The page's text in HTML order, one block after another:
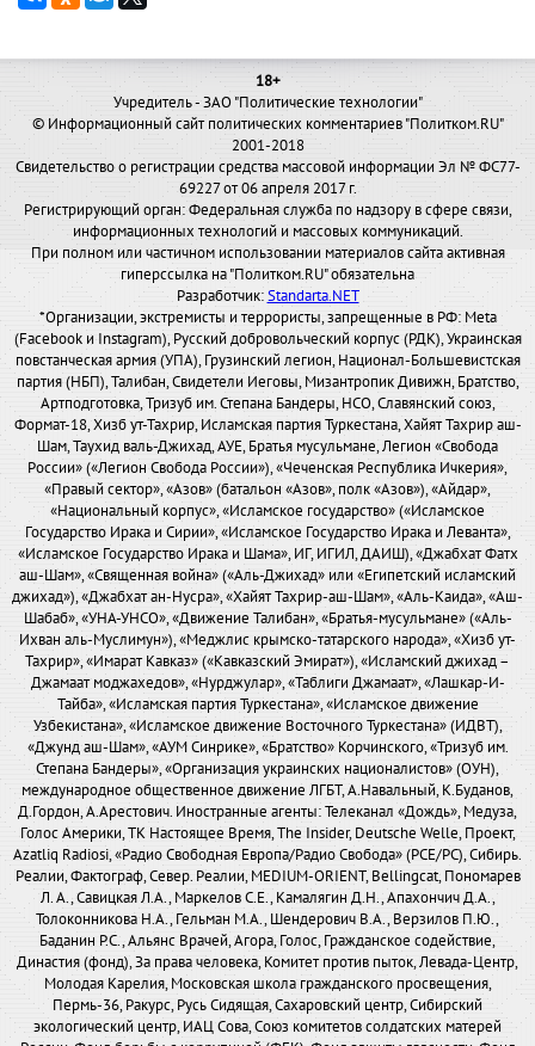
18+
Учредитель - ЗАО "Политические технологии"
© Информационный сайт политических комментариев "Политком.RU"
2001-2018
Свидетельство о регистрации средства массовой информации Эл № ФС77-
69227 от 06 апреля 2017 г.
Регистрирующий орган: Федеральная служба по надзору в сфере связи,
информационных технологий и массовых коммуникаций.
При полном или частичном использовании материалов сайта активная
гиперссылка на "Политком.RU" обязательна
Разработчик:Standarta.NET
*Организации, экстремисты и террористы, запрещенные в РФ: Meta
(Facebook и Instagram), Русский добровольческий корпус (РДК), Украинская
повстанческая армия (УПА), Грузинский легион, Национал-Большевистская
партия (НБП), Талибан, Свидетели Иеговы, Мизантропик Дивижн, Братство,
Артподготовка, Тризуб им. Степана Бандеры, НСО, Славянский союз,
Формат-18, Хизб ут-Тахрир, Исламская партия Туркестана, Хайят Тахрир аш-
Шам, Таухид валь-Джихад, АУЕ, Братья мусульмане, Легион «Свобода
России» («Легион Свобода России»), «Чеченская Республика Ичкерия»,
«Правый сектор», «Азов» (батальон «Азов», полк «Азов»), «Айдар»,
«Национальный корпус», «Исламское государство» («Исламское
Государство Ирака и Сирии», «Исламское Государство Ирака и Леванта»,
«Исламское Государство Ирака и Шама», ИГ, ИГИЛ, ДАИШ), «Джабхат Фатх
аш-Шам», «Священная война» («Аль-Джихад» или «Египетский исламский
джихад»), «Джабхат ан-Нусра», «Хайят Тахрир-аш-Шам», «Аль-Каида», «Аш-
Шабаб», «УНА-УНСО», «Движение Талибан», «Братья-мусульмане» («Аль-
Ихван аль-Муслимун»), «Меджлис крымско-татарского народа», «Хизб ут-
Тахрир», «Имарат Кавказ» («Кавказский Эмират»), «Исламский джихад –
Джамаат моджахедов», «Нурджулар», «Таблиги Джамаат», «Лашкар-И-
Тайба», «Исламская партия Туркестана», «Исламское движение
Узбекистана», «Исламское движение Восточного Туркестана» (ИДВТ),
«Джунд аш-Шам», «АУМ Синрике», «Братство» Корчинского, «Тризуб им.
Степана Бандеры», «Организация украинских националистов» (ОУН),
международное общественное движение ЛГБТ, А.Навальный, К.Буданов,
Д.Гордон, А.Арестович. Иностранные агенты: Телеканал «Дождь», Медуза,
Голос Америки, ТК Настоящее Время, The Insider, Deutsche Welle, Проект,
Azatliq Radiosi, «Радио Свободная Европа/Радио Свобода» (PCE/PC), Сибирь.
Реалии, Фактограф, Север. Реалии, MEDIUM-ORIENT, Bellingcat, Пономарев
Л. А., Савицкая Л.А., Маркелов С.Е., Камалягин Д.Н., Апахончич Д.А.,
Толоконникова Н.А., Гельман М.А., Шендерович В.А., Верзилов П.Ю.,
Баданин Р.С., Альянс Врачей, Агора, Голос, Гражданское содействие,
Династия (фонд), За права человека, Комитет против пыток, Левада-Центр,
Молодая Карелия, Московская школа гражданского просвещения,
Пермь-36, Ракурс, Русь Сидящая, Сахаровский центр, Сибирский
экологический центр, ИАЦ Сова, Союз комитетов солдатских матерей